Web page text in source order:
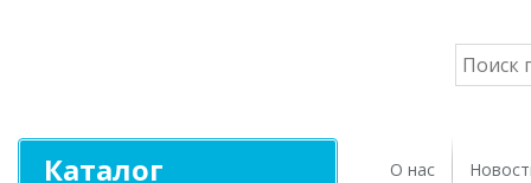
Каталог О нас